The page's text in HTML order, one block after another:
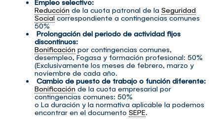
Reducción de la cuota patronal de la Seguridad
Socialcorrespondiente a contingencias comunes
50%
Prolongación del periodo de actividad fijos
discontinuos:
Bonificación por contingencias comunes,
desempleo, Fogasa y formación profesional: 50%
(Exclusivamente los meses de febrero, marzo y
noviembre de cada año.
Cambio de puesto de trabajo o función diferente:
Bonificaciónde la cuota empresarial por
contingencias comunes: 50%
o La duración y la normativa aplicable la podemos
encontrar en el documento SEPE.